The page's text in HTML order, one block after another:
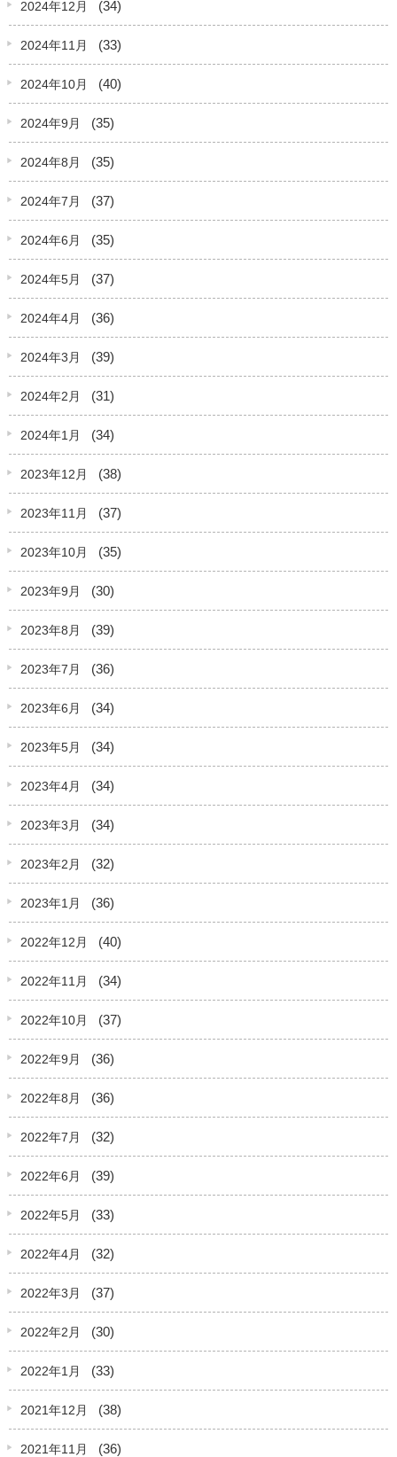
2024年12月 (34)
2024年11月 (33)
2024年10月 (40)
2024年9月 (35)
2024年8月 (35)
2024年7月 (37)
2024年6月 (35)
2024年5月 (37)
2024年4月 (36)
2024年3月 (39)
2024年2月 (31)
2024年1月 (34)
2023年12月 (38)
2023年11月 (37)
2023年10月 (35)
2023年9月 (30)
2023年8月 (39)
2023年7月 (36)
2023年6月 (34)
2023年5月 (34)
2023年4月 (34)
2023年3月 (34)
2023年2月 (32)
2023年1月 (36)
2022年12月 (40)
2022年11月 (34)
2022年10月 (37)
2022年9月 (36)
2022年8月 (36)
2022年7月 (32)
2022年6月 (39)
2022年5月 (33)
2022年4月 (32)
2022年3月 (37)
2022年2月 (30)
2022年1月 (33)
2021年12月 (38)
2021年11月 (36)